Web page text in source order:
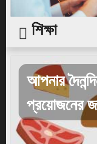
শিক্ষা
আপনার
প্রয়োজনের